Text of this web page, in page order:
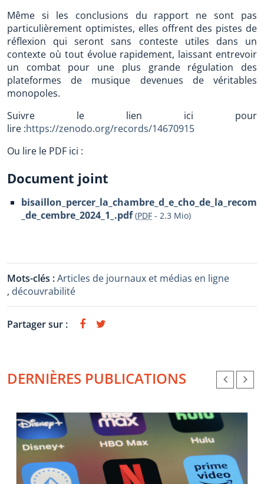
Même si les conclusions du rapport ne sont pas
particulièrement optimistes, elles offrent des pistes de
réflexion qui seront sans conteste utiles dans un
contexte où tout évolue rapidement, laissant entrevoir
un combat pour une plus grande régulation des
plateformes de musique devenues de véritables
monopoles.
Suivre le lien ici pour
lire :https://zenodo.org/records/14670915
Ou lire le PDF ici :
Document joint
_de_cembre_2024_1_.pdf (PDF - 2.3 Mio)
Mots-clés :Articles de journaux et médias en ligne
, découvrabilité
Partager sur :
DERNIÈRES PUBLICATIONS